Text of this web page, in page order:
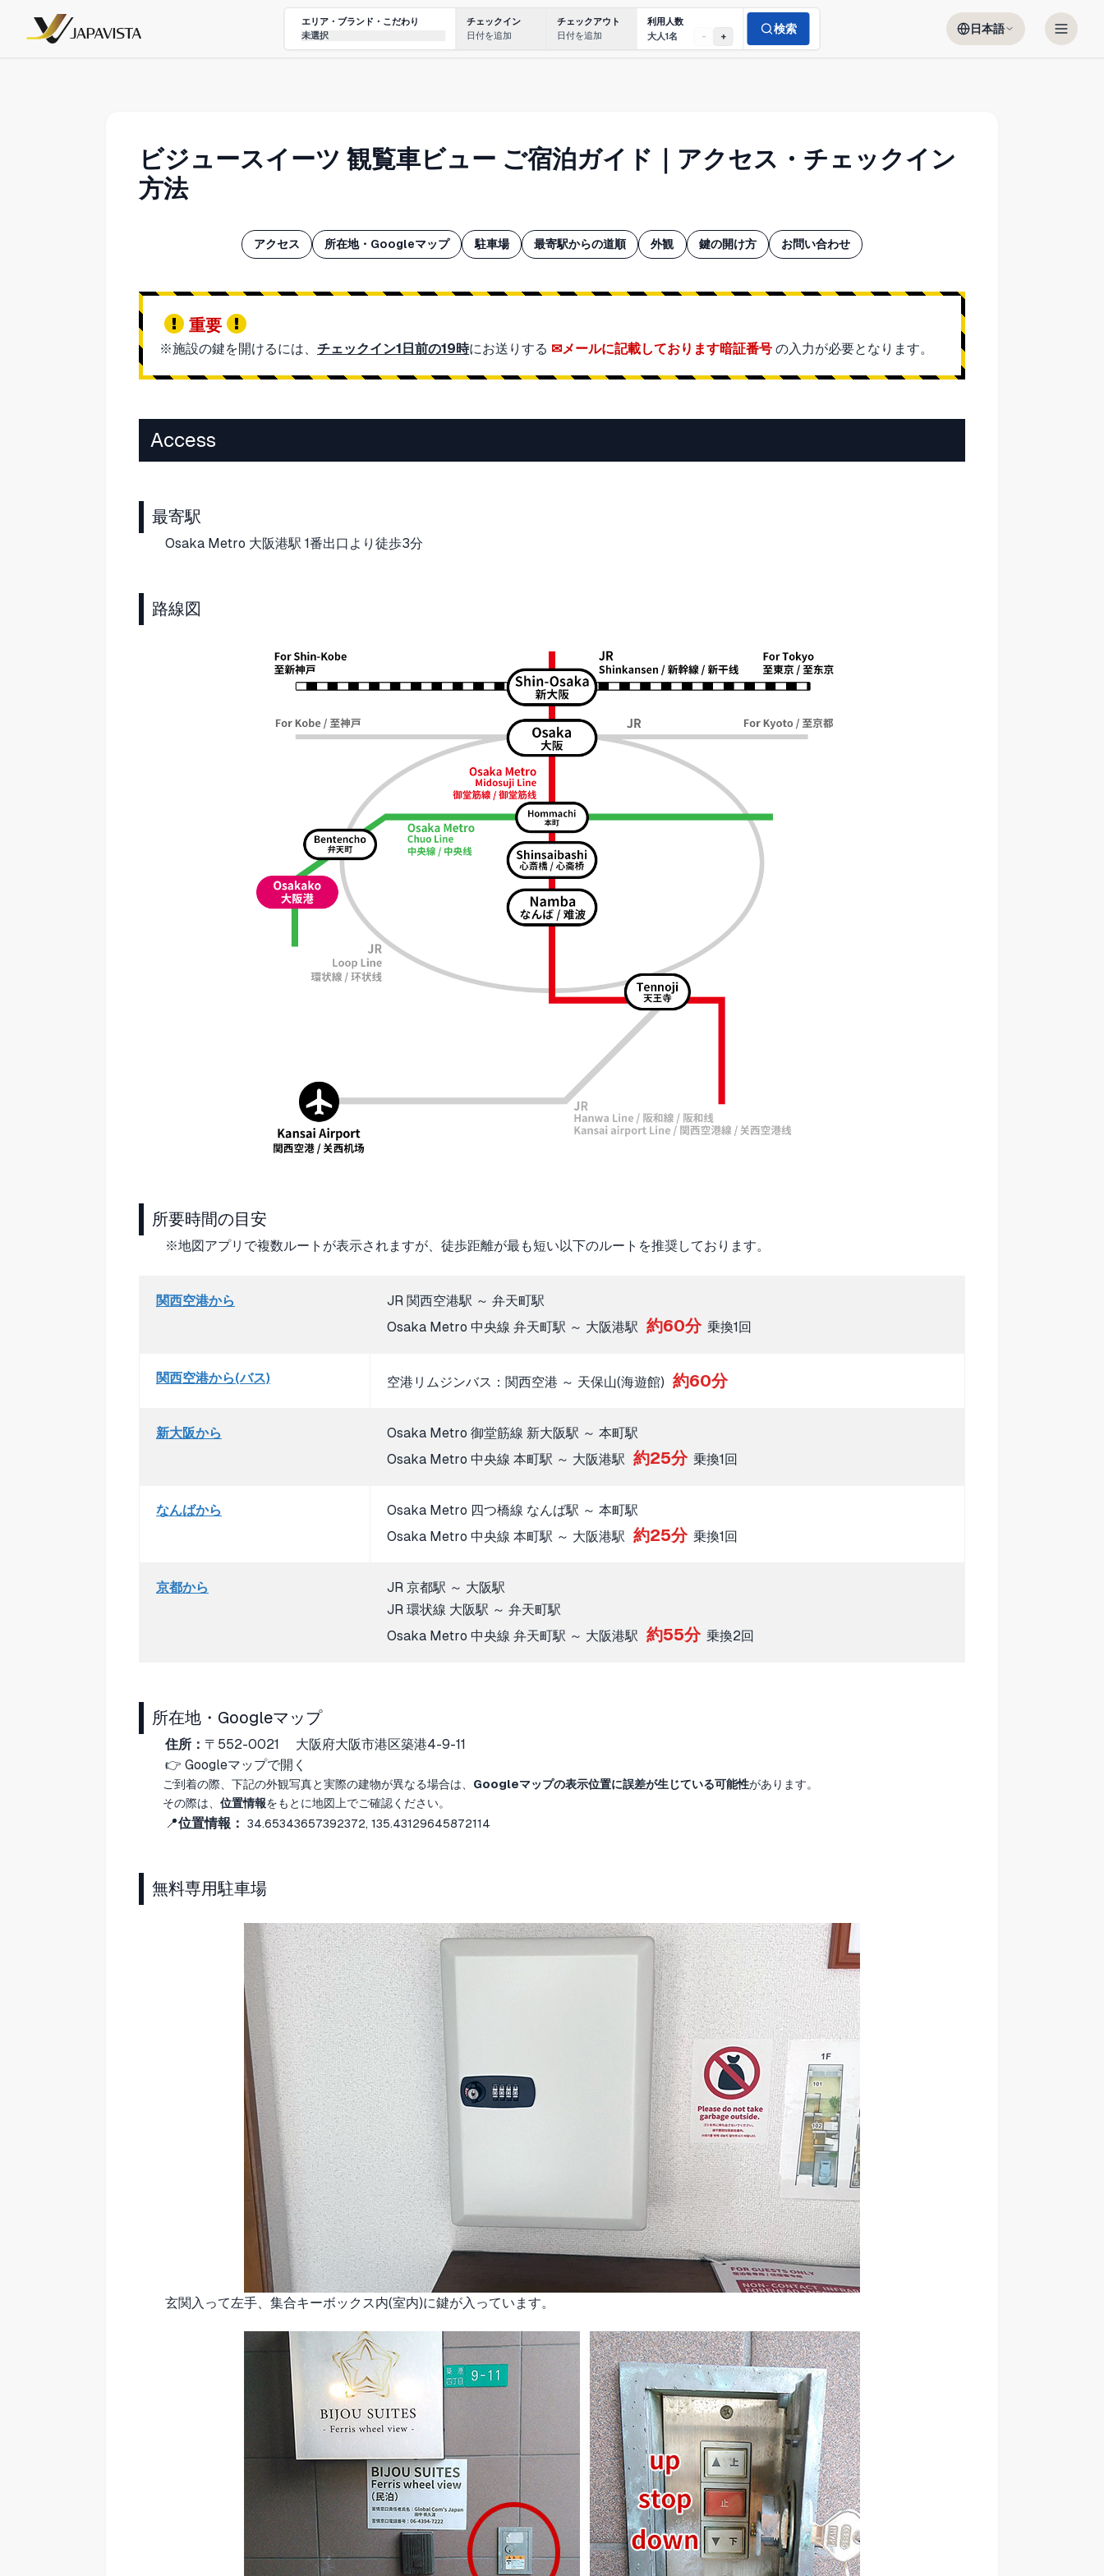
日本語
エリア・ブランド・こだわり
未選択
チェックイン
日付を追加
チェックアウト
日付を追加
利用人数
大人1名
- +
検索
ビジュースイーツ 観覧車ビュー ご宿泊ガイド｜アクセス・チェックイン
方法
アクセス 所在地・Googleマップ 駐車場 最寄駅からの道順 外観 鍵の開け方 お問い合わせ
重要
※施設の鍵を開けるには、 チェックイン1日前の19時にお送りする メールに記載しております暗証番号 の入力が必要となります。
Access
最寄駅
Osaka Metro 大阪港駅 1番出口より徒歩3分
路線図
所要時間の目安
※地図アプリで複数ルートが表示されますが、徒歩距離が最も短い以下のルートを推奨しております。
関西空港から
JR 関西空港駅 ～ 弁天町駅
Osaka Metro 中央線 弁天町駅 ～ 大阪港駅 約60分 乗換1回
関西空港から(バス) 空港リムジンバス：関西空港 ～ 天保山(海遊館) 約60分
新大阪から
Osaka Metro 御堂筋線 新大阪駅 ～ 本町駅
Osaka Metro 中央線 本町駅 ～ 大阪港駅 約25分 乗換1回
なんばから
Osaka Metro 四つ橋線 なんば駅 ～ 本町駅
Osaka Metro 中央線 本町駅 ～ 大阪港駅 約25分 乗換1回
京都から
JR 京都駅 ～ 大阪駅
JR 環状線 大阪駅 ～ 弁天町駅
Osaka Metro 中央線 弁天町駅 ～ 大阪港駅 約55分 乗換2回
所在地・Googleマップ
住所： 〒552-0021 大阪府大阪市港区築港4-9-11
👉 Googleマップで開く
ご到着の際、下記の外観写真と実際の建物が異なる場合は、 Googleマップの表示位置に誤差が生じている可能性があります。
その際は、 位置情報をもとに地図上でご確認ください。
📍位置情報： 34.65343657392372, 135.43129645872114
無料専用駐車場
玄関入って左手、集合キーボックス内(室内)に鍵が入っています。